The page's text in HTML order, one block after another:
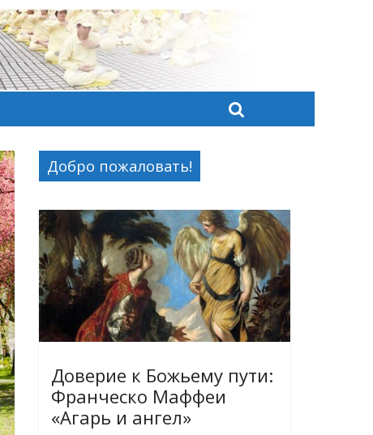
Добро пожаловать!
Доверие к Божьему пути:
Франческо Маффеи
«Агарь и ангел»